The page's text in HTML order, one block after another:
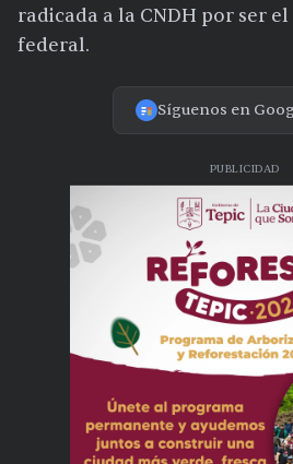
radicada a la CNDH por ser
federal.
Síguenos en
PUBLICIDAD